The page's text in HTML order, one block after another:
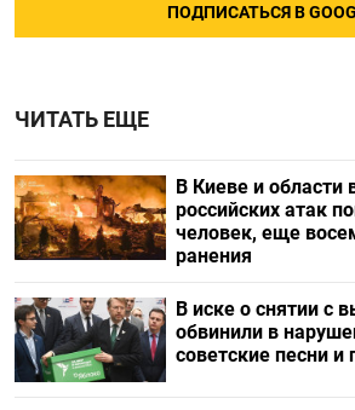
ПОДПИСАТЬСЯ В
ЧИТАТЬ ЕЩЕ
В Киеве и области
российских атак
человек, еще
ранения
В иске о снятии с
обвинили в
советские песни